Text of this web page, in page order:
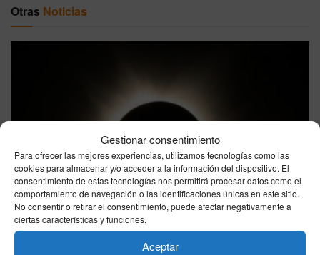
Gestionar consentimiento
Para ofrecer las mejores experiencias, utilizamos tecnologías como las
cookies para almacenar y/o acceder a la información del dispositivo. El
consentimiento de estas tecnologías nos permitirá procesar datos como el
comportamiento de navegación o las identificaciones únicas en este sitio.
No consentir o retirar el consentimiento, puede afectar negativamente a
ciertas características y funciones.
Aceptar
Otras Noticias
Eclipse total de Sol del 12 de agosto: estas son las
ciudades españolas donde se verá por completo
06/08/2026